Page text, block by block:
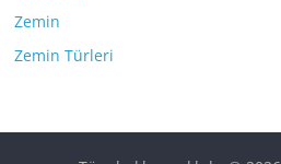
Zemin
Zemin Türleri